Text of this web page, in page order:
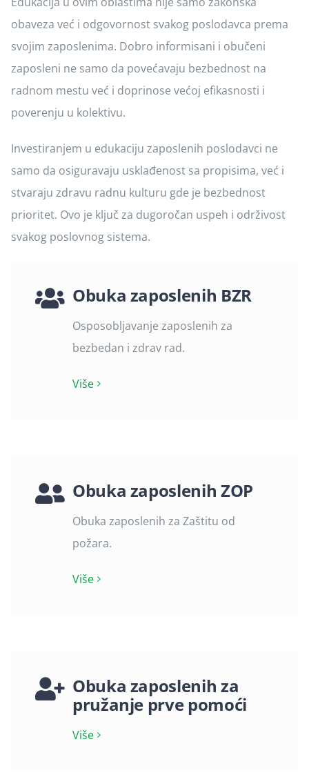
obaveza već i odgovornost svakog poslodavca prema
svojim zaposlenima. Dobro informisani i obučeni
zaposleni ne samo da povećavaju bezbednost na
radnom mestu već i doprinose većoj efikasnosti i
poverenju u kolektivu.
Investiranjem u edukaciju zaposlenih poslodavci ne
samo da osiguravaju usklađenost sa propisima, već i
stvaraju zdravu radnu kulturu gde je bezbednost
prioritet. Ovo je ključ za dugoročan uspeh i održivost
svakog poslovnog sistema.
Obuka zaposlenih BZR
Osposobljavanje zaposlenih za
bezbedan i zdrav rad.
Više
Obuka zaposlenih ZOP
Obuka zaposlenih za Zaštitu od
požara.
Više
Obuka zaposlenih za
pružanje prve pomoći
Više